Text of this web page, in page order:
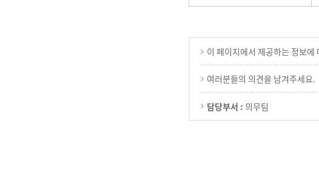
이 페이지에서 제공하는 정보
여러분들의 의견을 남겨주세요.
담당부서 : 의무팀